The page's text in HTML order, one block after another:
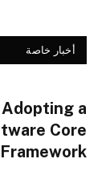
أخبار خاصة
a
Core
Framework